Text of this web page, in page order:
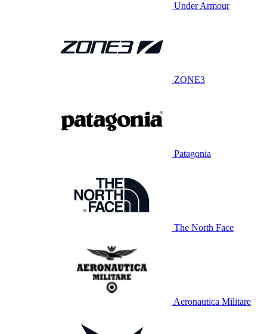
Under Armour
ZONE3
Patagonia
The North Face
Aeronautica Militare